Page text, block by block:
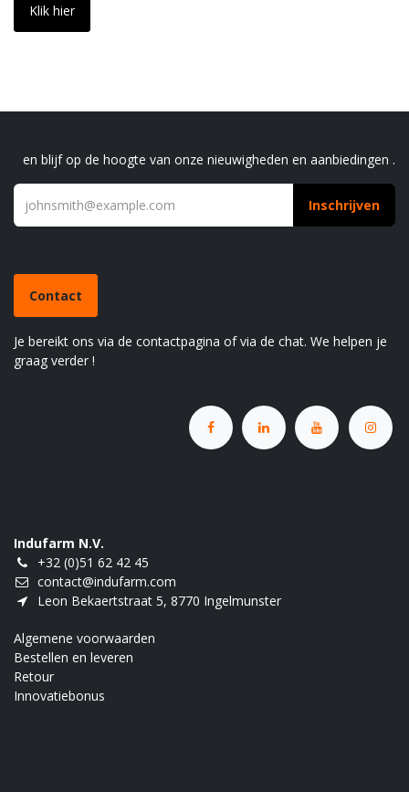
Klik hier
en blijf op de hoogte van onze nieuwigheden en aanbiedingen .
Inschrijven
Contact
Je bereikt ons via de contactpagina of via de chat. We helpen je
graag verder !
Indufarm N.V.
+32 (0)51 62 42 45
contact@indufarm.com
Leon Bekaertstraat 5, 8770 Ingelmunster
Algemene voorwaarden
Bestellen en leveren
Retour
Innovatiebonus